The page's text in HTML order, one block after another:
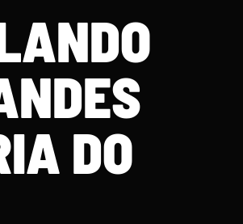
DO